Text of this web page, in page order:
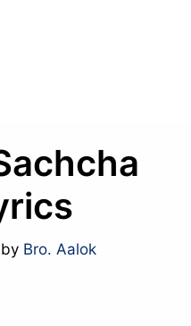
by Bro. Aalok